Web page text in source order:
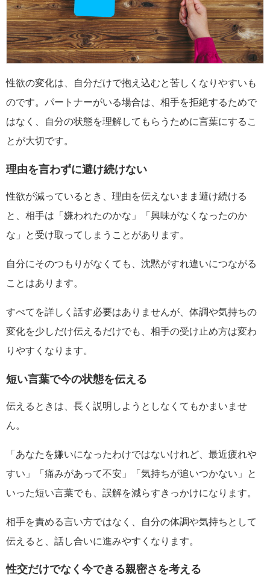
性欲の変化は、自分だけで抱え込むと苦しくなりやすいも
のです。パートナーがいる場合は、相手を拒絶するためで
はなく、自分の状態を理解してもらうために言葉にするこ
とが大切です。
理由を言わずに避け続けない
性欲が減っているとき、理由を伝えないまま避け続ける
と、相手は「嫌われたのかな」「興味がなくなったのか
な」と受け取ってしまうことがあります。
自分にそのつもりがなくても、沈黙がすれ違いにつながる
ことはあります。
すべてを詳しく話す必要はありませんが、体調や気持ちの
変化を少しだけ伝えるだけでも、相手の受け止め方は変わ
りやすくなります。
短い言葉で今の状態を伝える
伝えるときは、長く説明しようとしなくてもかまいませ
ん。
「あなたを嫌いになったわけではないけれど、最近疲れや
すい」「痛みがあって不安」「気持ちが追いつかない」と
いった短い言葉でも、誤解を減らすきっかけになります。
相手を責める言い方ではなく、自分の体調や気持ちとして
伝えると、話し合いに進みやすくなります。
性交だけでなく今できる親密さを考える